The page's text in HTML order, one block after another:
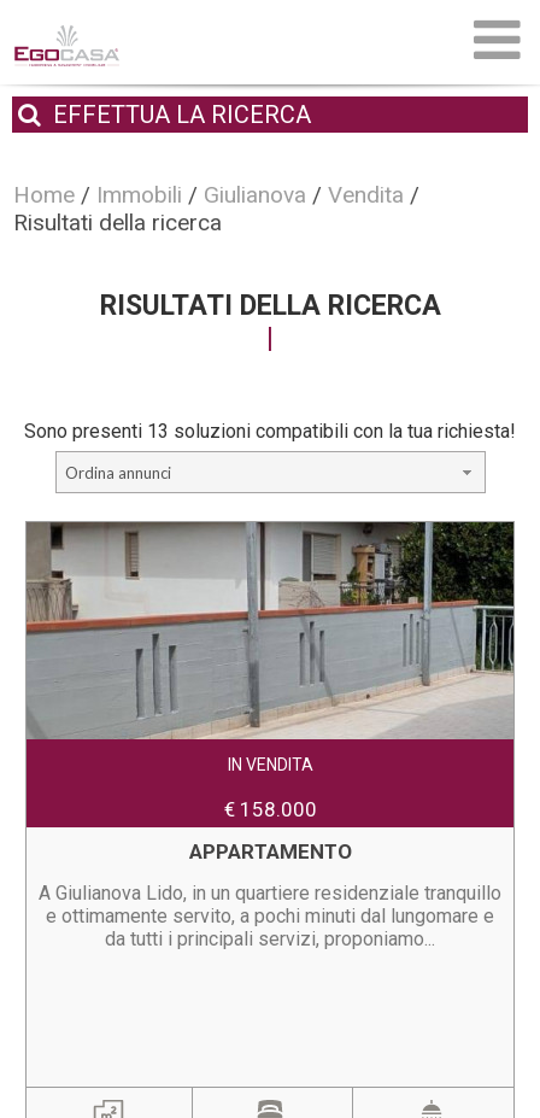
EFFETTUA LA RICERCA
Home / Immobili / Giulianova /Vendita /
Risultati della ricerca
RISULTATI DELLA RICERCA
Sono presenti 13 soluzioni compatibili con la tua richiesta!
Ordina annunci
IN VENDITA
€ 158.000
APPARTAMENTO
A Giulianova Lido, in un quartiere residenziale tranquillo
e ottimamente servito, a pochi minuti dal lungomare e
da tutti i principali servizi, proponiamo...